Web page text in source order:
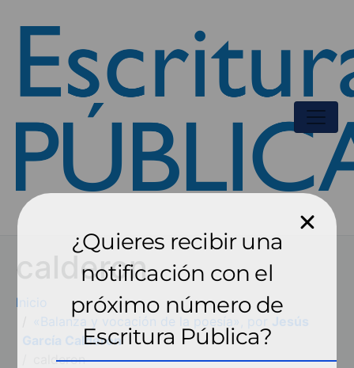
calderon
Inicio
«Balanza y vocación de la poesía», por Jesús
García Calderón
calderon
¿Quieres recibir una
notificación con el
próximo número de
Escritura Pública?